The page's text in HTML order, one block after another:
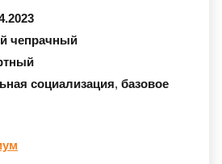
чепрачный
социализация, базовое